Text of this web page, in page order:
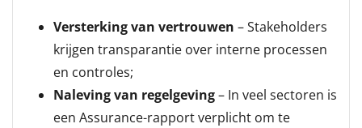
Versterking van vertrouwen – Stakeholders
krijgen transparantie over interne processen
en controles;
Naleving van regelgeving– In veel sectoren is
een Assurance-rapport verplicht om te